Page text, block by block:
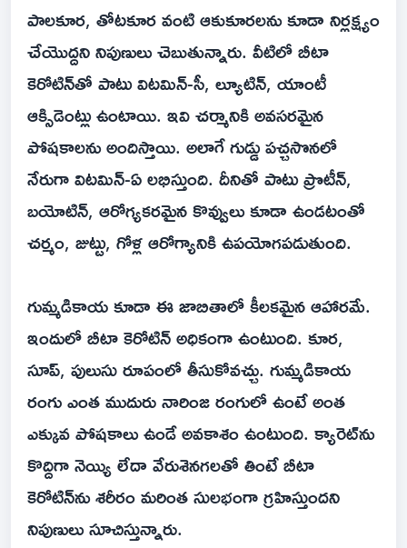
పాలకూర, తోటకూర వంటి ఆకుకూరలను కూడా నిర్లక్ష్యం
చేయొద్దని నిపుణులు చెబుతున్నారు. వీటిలో బీటా
కెరోటిన్‌తో పాటు విటమిన్‌-సీ, ల్యూటిన్‌, యాంటీ
ఆక్సిడెంట్లు ఉంటాయి. ఇవి చర్మానికి అవసరమైన
పోషకాలను అందిస్తాయి. అలాగే గుడ్డు పచ్చసొనలో
నేరుగా విటమిన్‌-ఏ లభిస్తుంది. దీనితో పాటు ప్రొటీన్‌,
బయోటిన్‌, ఆరోగ్యకరమైన కొవ్వులు కూడా ఉండటంతో
చర్మం, జుట్టు, గోళ్ల ఆరోగ్యానికి ఉపయోగపడుతుంది.
గుమ్మడికాయ కూడా ఈ జాబితాలో కీలకమైన ఆహారమే.
ఇందులో బీటా కెరోటిన్‌ అధికంగా ఉంటుంది. కూర,
సూప్‌, పులుసు రూపంలో తీసుకోవచ్చు. గుమ్మడికాయ
రంగు ఎంత ముదురు నారింజ రంగులో ఉంటే అంత
ఎక్కువ పోషకాలు ఉండే అవకాశం ఉంటుంది. క్యారెట్‌ను
కొద్దిగా నెయ్యి లేదా వేరుశెనగలతో తింటే బీటా
కెరోటిన్‌ను శరీరం మరింత సులభంగా గ్రహిస్తుందని
నిపుణులు సూచిస్తున్నారు.